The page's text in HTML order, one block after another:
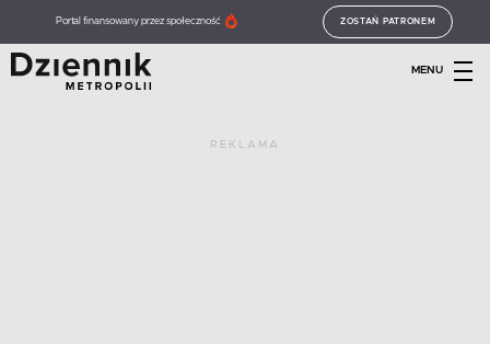
Portal finansowany przez społeczność ZOSTAŃ PATRONEM
MENU
REKLAMA